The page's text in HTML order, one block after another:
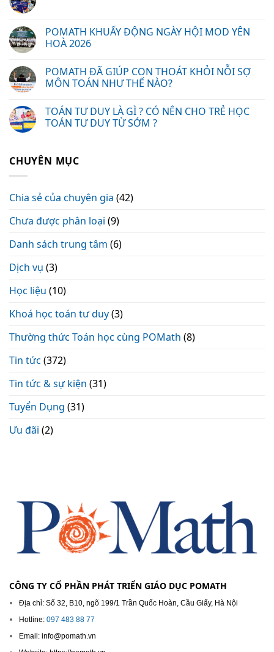
POMATH KHUẤY ĐỘNG NGÀY HỘI MOD YÊN
HOÀ 2026
POMATH ĐÃ GIÚP CON THOÁT KHỎI NỖI SỢ
MÔN TOÁN NHƯ THẾ NÀO?
TOÁN TƯ DUY LÀ GÌ ? CÓ NÊN CHO TRẺ HỌC
TOÁN TƯ DUY TỪ SỚM ?
CHUYÊN MỤC
Chia sẻ của chuyên gia (42)
Chưa được phân loại (9)
Danh sách trung tâm (6)
Dịch vụ (3)
Học liệu (10)
Khoá học toán tư duy(3)
Thường thức Toán học cùng POMath (8)
Tin tức (372)
Tin tức & sự kiện (31)
Tuyển Dụng (31)
Ưu đãi (2)
CÔNG TY CỔ PHẦN PHÁT TRIỂN GIÁO DỤC POMATH
Địa chỉ: Số 32, B10, ngõ 199/1 Trần Quốc Hoàn, Cầu Giấy, Hà Nội
Hotline: 097 483 88 77
Email: info@pomath.vn